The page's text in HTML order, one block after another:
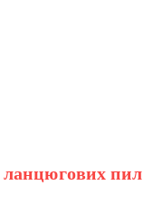
ланцюгових пил